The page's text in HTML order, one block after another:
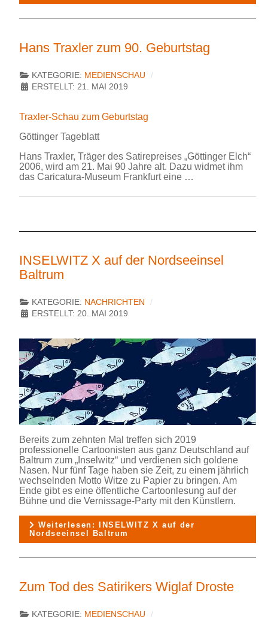
Hans Traxler zum 90. Geburtstag
KATEGORIE: MEDIENSCHAU
ERSTELLT: 21. MAI 2019
Traxler-Schau zum Geburtstag
Göttinger Tageblatt
Hans Traxler, Träger des Satirepreises „Göttinger Elch“
2006, wird am 21. Mai 90 Jahre alt. Dazu widmet ihm
das Caricatura-Museum Frankfurt eine …
INSELWITZ X auf der Nordseeinsel
Baltrum
KATEGORIE: NACHRICHTEN
ERSTELLT: 20. MAI 2019
Bereits zum zehnten Mal treffen sich 2019
professionelle Cartoonisten aus ganz Deutschland auf
Baltrum zum „Inselwitz“ und verdienen sich goldene
Nasen. Nur fünf Tage haben sie Zeit, zu einem jährlich
wechselnden Motto Witze zu Papier zu bringen. Am
Ende gibt es eine öffentliche Cartoonlesung auf der
Bühne und die Vernissage-Party mit den Künstlern.
Weiterlesen: INSELWITZ X auf der
Nordseeinsel Baltrum
Zum Tod des Satirikers Wiglaf Droste
KATEGORIE: MEDIENSCHAU